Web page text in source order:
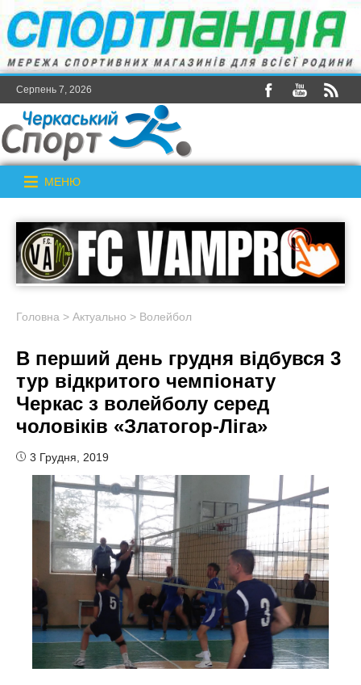
Серпень 7, 2026
МЕНЮ
Головна > Актуально > Волейбол
В перший день грудня відбувся 3
тур відкритого чемпіонату
Черкас з волейболу серед
чоловіків «Златогор-Ліга»
3 Грудня, 2019